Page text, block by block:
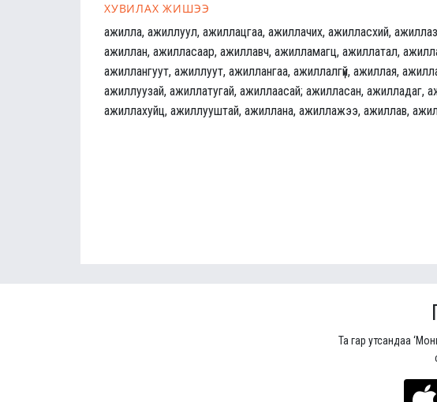
ХУВИЛАХ ЖИШЭЭ
ажилла, ажиллуул, ажиллацгаа, ажиллачих, ажилласхий,
ажиллан, ажилласаар, ажиллавч, ажилламагц, ажиллатал,
ажиллангуут, ажиллуут, ажиллангаа, ажиллалгүй, ажиллая,
ажиллуузай, ажиллатугай, ажиллаасай; ажилласан, ажилладаг,
ажиллахуйц, ажиллууштай, ажиллана, ажиллажээ, ажиллав,
Та гар утсандаа